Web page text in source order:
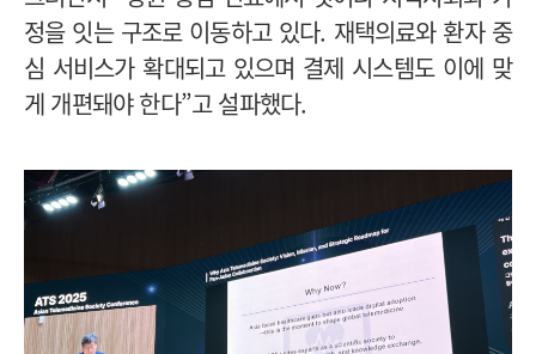
정을 잇는 구조로 이동하고 있다. 재택의료와 환자 중
심 서비스가 확대되고 있으며 결제 시스템도 이에 맞
게 개편돼야 한다”고 설파했다.